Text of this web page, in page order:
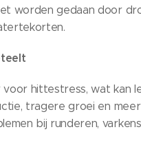
worden gedaan door
voor hittestress, wat kan
tragere groei en meer
bij runderen,